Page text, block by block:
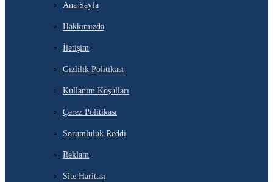
Ana Sayfa
Hakkımızda
İletişim
Gizlilik Politikası
Kullanım Koşulları
Çerez Politikası
Sorumluluk Reddi
Reklam
Site Haritası